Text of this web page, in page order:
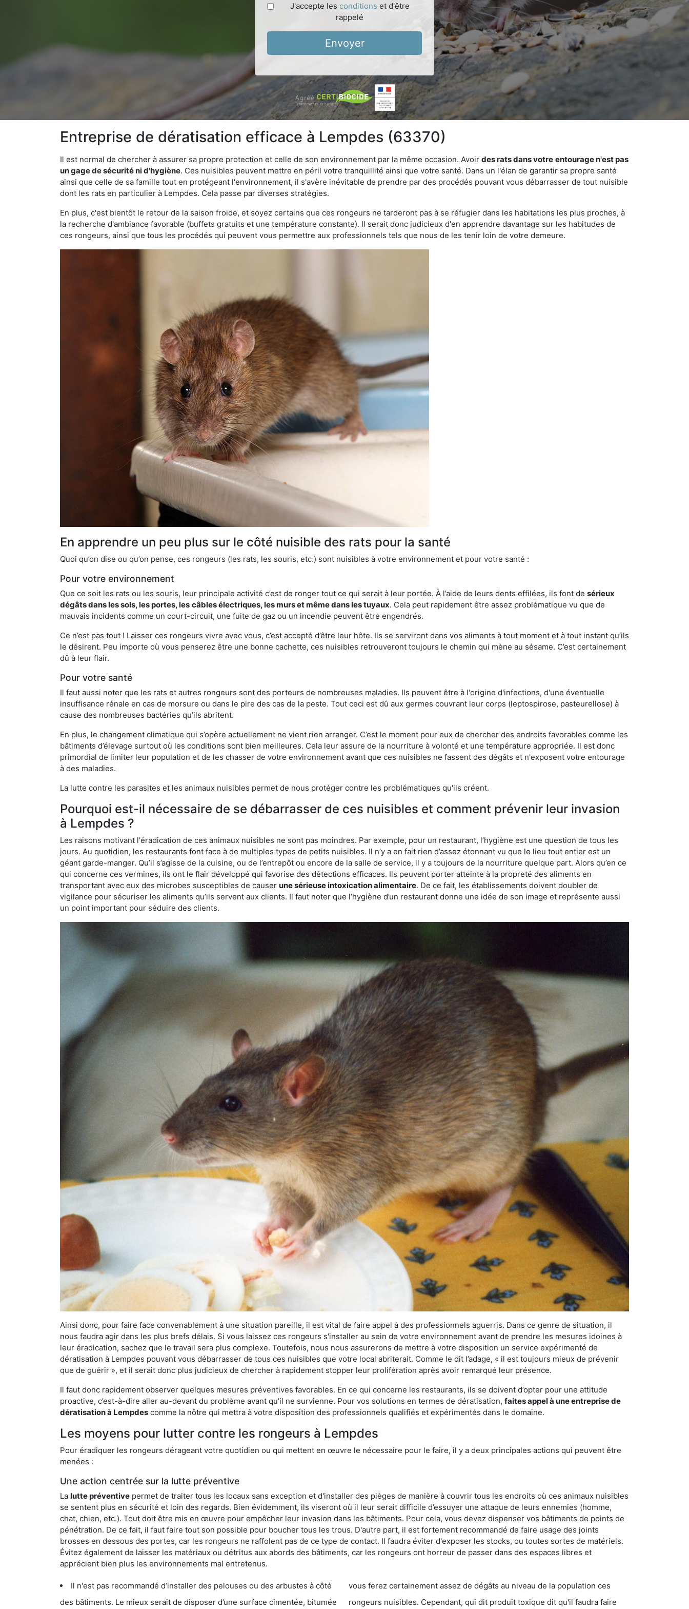
J'accepte les conditions et d'être
rappelé
Envoyer
Entreprise de dératisation efficace à Lempdes (63370)
Il est normal de chercher à assurer sa propre protection et celle de son environnement par la même occasion. Avoir des rats dans votre entourage n'est pas
un gage de sécurité ni d'hygiène. Ces nuisibles peuvent mettre en péril votre tranquillité ainsi que votre santé. Dans un l'élan de garantir sa propre santé
ainsi que celle de sa famille tout en protégeant l'environnement, il s'avère inévitable de prendre par des procédés pouvant vous débarrasser de tout nuisible
dont les rats en particulier à Lempdes. Cela passe par diverses stratégies.
En plus, c'est bientôt le retour de la saison froide, et soyez certains que ces rongeurs ne tarderont pas à se réfugier dans les habitations les plus proches, à
la recherche d'ambiance favorable (buffets gratuits et une température constante). Il serait donc judicieux d'en apprendre davantage sur les habitudes de
ces rongeurs, ainsi que tous les procédés qui peuvent vous permettre aux professionnels tels que nous de les tenir loin de votre demeure.
En apprendre un peu plus sur le côté nuisible des rats pour la santé
Quoi qu’on dise ou qu’on pense, ces rongeurs (les rats, les souris, etc.) sont nuisibles à votre environnement et pour votre santé :
Pour votre environnement
Que ce soit les rats ou les souris, leur principale activité c’est de ronger tout ce qui serait à leur portée. À l’aide de leurs dents effilées, ils font de sérieux
dégâts dans les sols, les portes, les câbles électriques, les murs et même dans les tuyaux. Cela peut rapidement être assez problématique vu que de
mauvais incidents comme un court-circuit, une fuite de gaz ou un incendie peuvent être engendrés.
Ce n’est pas tout ! Laisser ces rongeurs vivre avec vous, c’est accepté d’être leur hôte. Ils se serviront dans vos aliments à tout moment et à tout instant qu’ils
le désirent. Peu importe où vous penserez être une bonne cachette, ces nuisibles retrouveront toujours le chemin qui mène au sésame. C’est certainement
dû à leur flair.
Pour votre santé
Il faut aussi noter que les rats et autres rongeurs sont des porteurs de nombreuses maladies. Ils peuvent être à l'origine d'infections, d'une éventuelle
insuffisance rénale en cas de morsure ou dans le pire des cas de la peste. Tout ceci est dû aux germes couvrant leur corps (leptospirose, pasteurellose) à
cause des nombreuses bactéries qu’ils abritent.
En plus, le changement climatique qui s’opère actuellement ne vient rien arranger. C’est le moment pour eux de chercher des endroits favorables comme les
bâtiments d’élevage surtout où les conditions sont bien meilleures. Cela leur assure de la nourriture à volonté et une température appropriée. Il est donc
primordial de limiter leur population et de les chasser de votre environnement avant que ces nuisibles ne fassent des dégâts et n'exposent votre entourage
à des maladies.
La lutte contre les parasites et les animaux nuisibles permet de nous protéger contre les problématiques qu'ils créent.
Pourquoi est-il nécessaire de se débarrasser de ces nuisibles et comment prévenir leur invasion
à Lempdes ?
Les raisons motivant l'éradication de ces animaux nuisibles ne sont pas moindres. Par exemple, pour un restaurant, l’hygiène est une question de tous les
jours. Au quotidien, les restaurants font face à de multiples types de petits nuisibles. Il n’y a en fait rien d’assez étonnant vu que le lieu tout entier est un
géant garde-manger. Qu’il s’agisse de la cuisine, ou de l’entrepôt ou encore de la salle de service, il y a toujours de la nourriture quelque part. Alors qu’en ce
qui concerne ces vermines, ils ont le flair développé qui favorise des détections efficaces. Ils peuvent porter atteinte à la propreté des aliments en
transportant avec eux des microbes susceptibles de causer une sérieuse intoxication alimentaire. De ce fait, les établissements doivent doubler de
vigilance pour sécuriser les aliments qu’ils servent aux clients. Il faut noter que l’hygiène d’un restaurant donne une idée de son image et représente aussi
un point important pour séduire des clients.
Ainsi donc, pour faire face convenablement à une situation pareille, il est vital de faire appel à des professionnels aguerris. Dans ce genre de situation, il
nous faudra agir dans les plus brefs délais. Si vous laissez ces rongeurs s'installer au sein de votre environnement avant de prendre les mesures idoines à
leur éradication, sachez que le travail sera plus complexe. Toutefois, nous nous assurerons de mettre à votre disposition un service expérimenté de
dératisation à Lempdes pouvant vous débarrasser de tous ces nuisibles que votre local abriterait. Comme le dit l’adage, « il est toujours mieux de prévenir
que de guérir », et il serait donc plus judicieux de chercher à rapidement stopper leur prolifération après avoir remarqué leur présence.
Il faut donc rapidement observer quelques mesures préventives favorables. En ce qui concerne les restaurants, ils se doivent d’opter pour une attitude
proactive, c’est-à-dire aller au-devant du problème avant qu’il ne survienne. Pour vos solutions en termes de dératisation, faites appel à une entreprise de
dératisation à Lempdes comme la nôtre qui mettra à votre disposition des professionnels qualifiés et expérimentés dans le domaine.
Les moyens pour lutter contre les rongeurs à Lempdes
Pour éradiquer les rongeurs dérageant votre quotidien ou qui mettent en œuvre le nécessaire pour le faire, il y a deux principales actions qui peuvent être
menées :
Une action centrée sur la lutte préventive
La lutte préventive permet de traiter tous les locaux sans exception et d'installer des pièges de manière à couvrir tous les endroits où ces animaux nuisibles
se sentent plus en sécurité et loin des regards. Bien évidemment, ils viseront où il leur serait difficile d’essuyer une attaque de leurs ennemies (homme,
chat, chien, etc.). Tout doit être mis en œuvre pour empêcher leur invasion dans les bâtiments. Pour cela, vous devez dispenser vos bâtiments de points de
pénétration. De ce fait, il faut faire tout son possible pour boucher tous les trous. D'autre part, il est fortement recommandé de faire usage des joints
brosses en dessous des portes, car les rongeurs ne raffolent pas de ce type de contact. Il faudra éviter d'exposer les stocks, ou toutes sortes de matériels.
Évitez également de laisser les matériaux ou détritus aux abords des bâtiments, car les rongeurs ont horreur de passer dans des espaces libres et
apprécient bien plus les environnements mal entretenus.
Il n'est pas recommandé d’installer des pelouses ou des arbustes à côté
des bâtiments. Le mieux serait de disposer d’une surface cimentée, bitumée
vous ferez certainement assez de dégâts au niveau de la population ces
rongeurs nuisibles. Cependant, qui dit produit toxique dit qu'il faudra faire